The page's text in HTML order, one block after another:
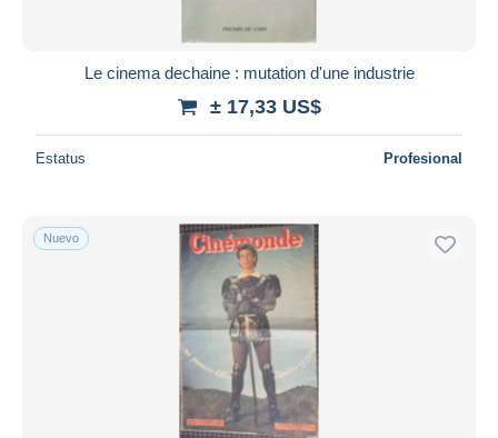
Cerrando dentro
Precio
Sólo con descuento
Transferencia bancaria
Mastercard
Le cinema dechaine : mutation d'une industrie
± 17,33 US$
Estatus Profesional
Nuevo